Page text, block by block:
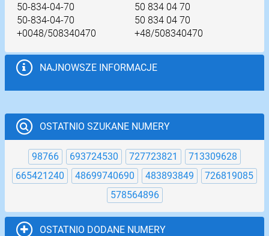
50-834-04-70
50 834 04 70
50-834-04-70
50 834 04 70
+0048/508340470
+48/508340470
NAJNOWSZE INFORMACJE
OSTATNIO SZUKANE NUMERY
98766 693724530 727723821
713309628
665421240
48699740690 483893849
726819085
578564896
OSTATNIO DODANE NUMERY